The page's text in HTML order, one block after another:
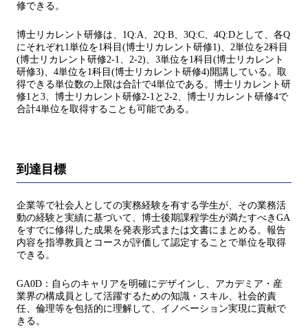
修できる。
博士リカレント研修は、1Q:A、2Q:B、3Q:C、4Q:Dとして、各Q
にそれぞれ1単位を1科目(博士リカレント研修1)、2単位を2科目
(博士リカレント研修2-1、2-2)、3単位を1科目(博士リカレント
研修3)、4単位を1科目(博士リカレント研修4)開講している。取
得できる単位数の上限は合計で4単位である。博士リカレント研
修1と3、博士リカレント研修2-1と2-2、博士リカレント研修4で
合計4単位を取得することも可能である。
到達目標
企業等で社会人としての実務経験を有する学生が、その業務活
動の経験と実績に基づいて、博士後期課程学生が満たすべきGA
をすでに修得した成果を発表形式または文書にまとめる。報告
内容を指導教員とコースが評価して認定することで単位を取得
できる。
GA0D：自らのキャリアを明確にデザインし、アカデミア・産
業界の構成員として活躍するための知識・スキル、社会的責
任、倫理等を包括的に理解して、イノベーション実現に貢献で
きる。